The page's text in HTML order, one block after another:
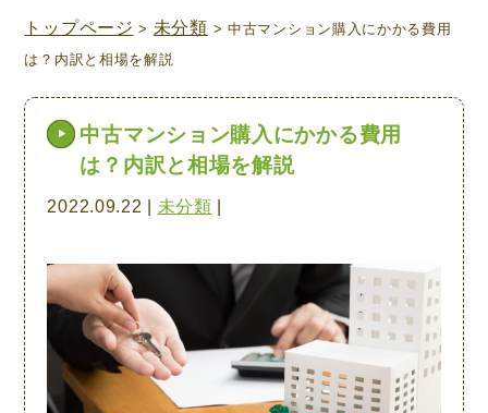
トップページ > 未分類 > 中古マンション購入にかかる費用
は？内訳と相場を解説
中古マンション購入にかかる費用
は？内訳と相場を解説
2022.09.22 | 未分類